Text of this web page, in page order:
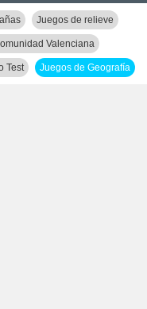
Juegos de relieve
Valenciana
Test Juegos de Geografía